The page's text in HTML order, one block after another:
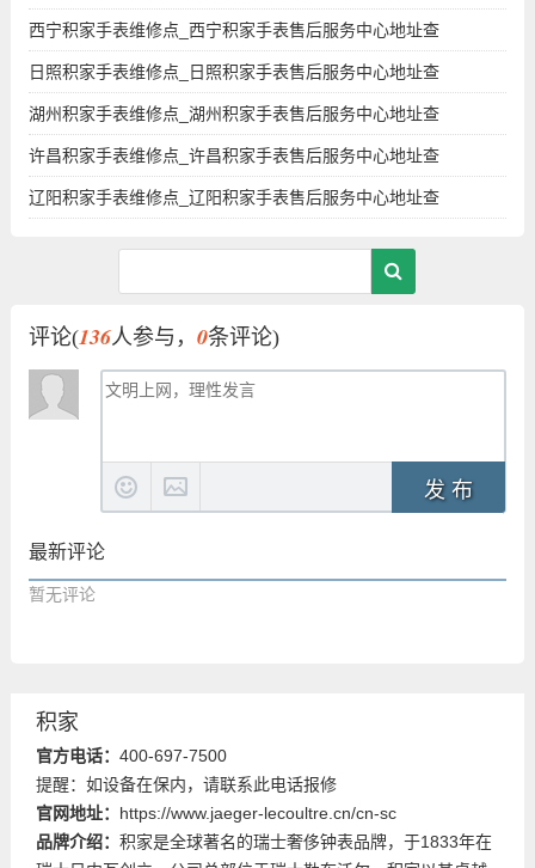
西宁积家手表维修点_西宁积家手表售后服务中心地址查
日照积家手表维修点_日照积家手表售后服务中心地址查
湖州积家手表维修点_湖州积家手表售后服务中心地址查
许昌积家手表维修点_许昌积家手表售后服务中心地址查
辽阳积家手表维修点_辽阳积家手表售后服务中心地址查
评论(136人参与， 0条评论)
发 布
最新评论
暂无评论
积家
官方电话： 400-697-7500
提醒：如设备在保内，请联系此电话报修
官网地址： https://www.jaeger-lecoultre.cn/cn-sc
品牌介绍： 积家是全球著名的瑞士奢侈钟表品牌，于1833年在